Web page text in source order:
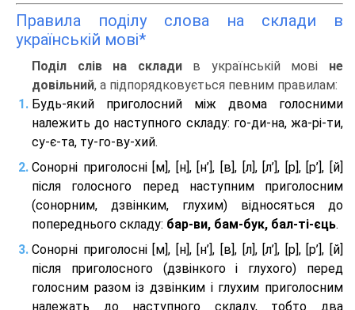
Правила поділу слова на склади в
українській мові*
Поділ слів на складив українській мові не
довільний, а підпорядковується певним правилам:
Будь-який приголосний між двома голосними
належить до наступного складу: го-ди-на, жа-рі-ти,
су-є-та, ту-го-ву-хий.
Сонорні приголосні [м], [н], [н’], [в], [л], [л’], [р], [р’], [й]
після голосного перед наступним приголосним
(сонорним, дзвінким, глухим) відносяться до
попереднього складу: бар-ви, бам-бук, бал-ті-єць.
Сонорні приголосні [м], [н], [н’], [в], [л], [л’], [р], [р’], [й]
після приголосного (дзвінкого і глухого) перед
голосним разом із дзвінким і глухим приголосним
належать до наступного складу, тобто два